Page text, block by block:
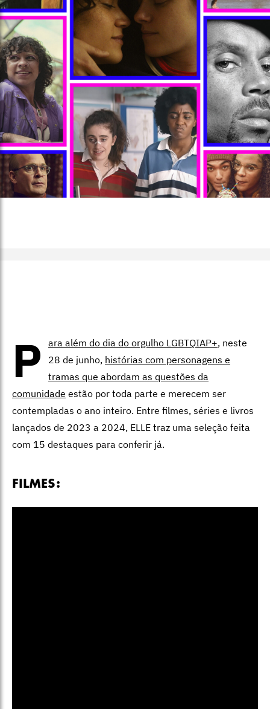
P ara além do dia do orgulho LGBTQIAP+, neste
28 de junho, histórias com personagens e
tramas que abordam as questões da
comunidade estão por toda parte e merecem ser
contempladas o ano inteiro. Entre filmes, séries e livros
lançados de 2023 a 2024, ELLE traz uma seleção feita
com 15 destaques para conferir já.
FILMES: